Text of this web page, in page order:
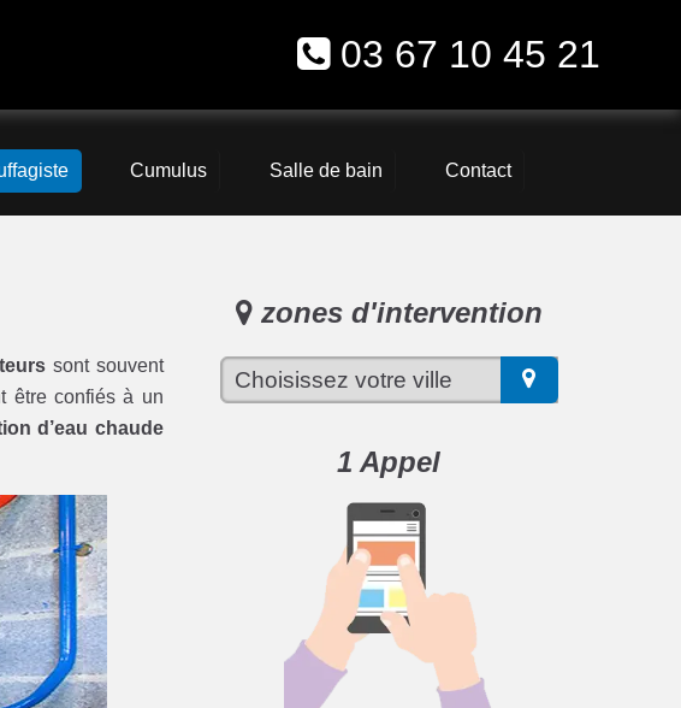
03 67 10 45 21
Cumulus Salle de bain Contact
sont souvent
être confiés à un
d’eau chaude
zones d'intervention
1 Appel